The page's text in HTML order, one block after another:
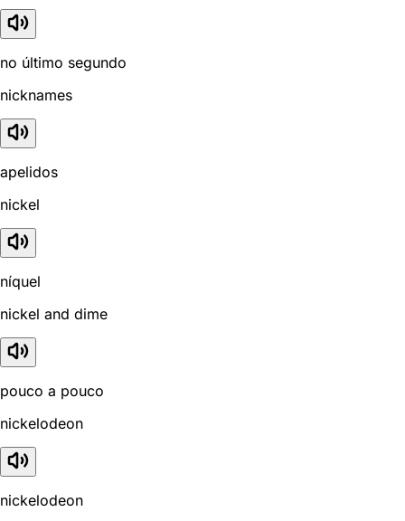
no último segundo
nicknames
apelidos
nickel
níquel
nickel and dime
pouco a pouco
nickelodeon
nickelodeon